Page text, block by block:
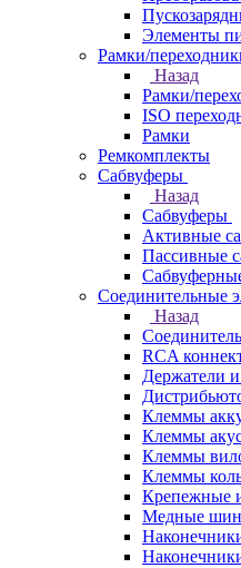
Элементы
Рамки/
Назад
Рамки/
ISO
Рамки
Ремкомплекты
Сабвуферы
Назад
Сабвуферы
Активные
Пассивные
Соединительные
Назад
RCA
Держатели
Клеммы
Клеммы
Клеммы
Клеммы
Крепежные
Медные